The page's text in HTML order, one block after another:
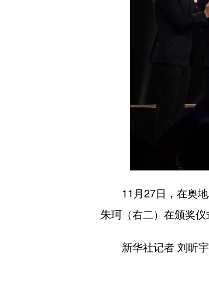
11月27日，在奥地
朱珂（右二）在颁奖仪
新华社记者 刘昕